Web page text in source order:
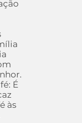
É
às